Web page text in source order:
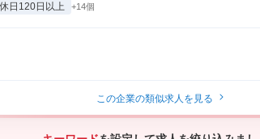
日120日以上 +14個
この企業の類似求人を見る